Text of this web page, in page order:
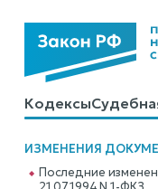
Кодексы
Калькуляторы
ИЗМЕНЕНИЯ
Последние